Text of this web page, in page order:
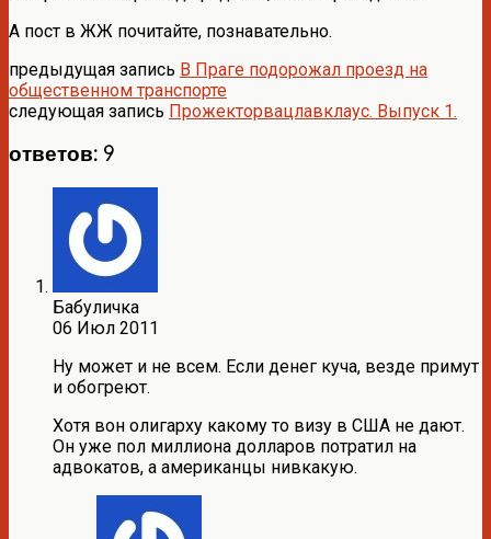
А пост в ЖЖ почитайте, познавательно.
предыдущая запись В Праге подорожал проезд на
общественном транспорте
следующая запись Прожекторвацлавклаус. Выпуск 1.
ответов: 9
Бабуличка
06 Июл 2011
Ну может и не всем. Если денег куча, везде примут
и обогреют.
Хотя вон олигарху какому то визу в США не дают.
Он уже пол миллиона долларов потратил на
адвокатов, а американцы нивкакую.